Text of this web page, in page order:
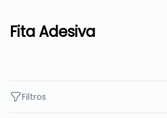
Fita Adesiva
Filtros